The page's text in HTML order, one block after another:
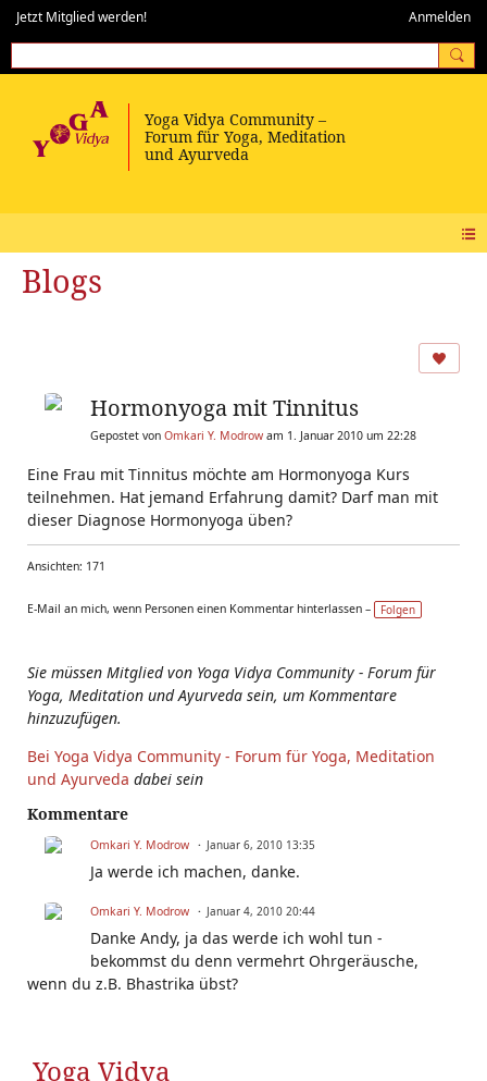
Jetzt Mitglied werden! Anmelden
Blogs
Hormonyoga mit Tinnitus
Gepostet von Omkari Y. Modrow am 1. Januar 2010 um 22:28
Eine Frau mit Tinnitus möchte am Hormonyoga Kurs
teilnehmen. Hat jemand Erfahrung damit? Darf man mit
dieser Diagnose Hormonyoga üben?
Ansichten: 171
E-Mail an mich, wenn Personen einen Kommentar hinterlassen – Folgen
Sie müssen Mitglied von Yoga Vidya Community - Forum für
Yoga, Meditation und Ayurveda sein, um Kommentare
hinzuzufügen.
Bei Yoga Vidya Community - Forum für Yoga, Meditation
und Ayurveda dabei sein
Kommentare
Omkari Y. Modrow Januar 6, 2010 13:35
Ja werde ich machen, danke.
Omkari Y. Modrow Januar 4, 2010 20:44
Danke Andy, ja das werde ich wohl tun -
bekommst du denn vermehrt Ohrgeräusche,
wenn du z.B. Bhastrika übst?
Yoga Vidya